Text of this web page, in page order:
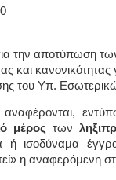
την αποτύπωση
και
του Υπ.
μέρος των
ή ισοδύναμα
η αναφερόμενη